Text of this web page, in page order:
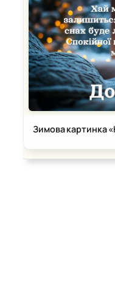
Зимова картинка